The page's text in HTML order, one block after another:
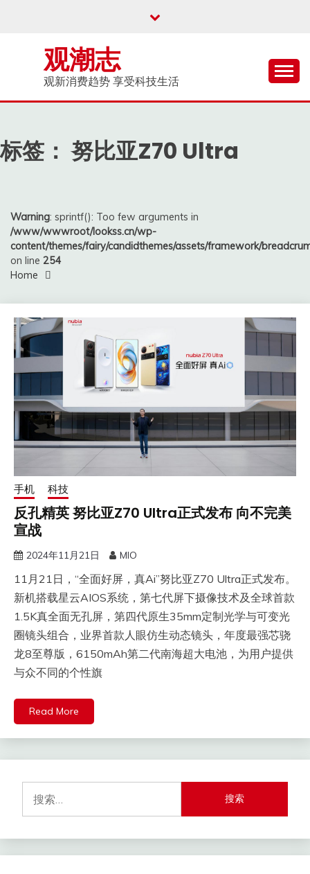
观潮志
观新消费趋势 享受科技生活
标签：努比亚Z70 Ultra
Warning: sprintf(): Too few arguments in
/www/wwwroot/lookss.cn/wp-
content/themes/fairy/candidthemes/assets/framework/
on line 254
Home
手机 科技
反孔精英 努比亚Z70 Ultra正式发布 向不完美
宣战
2024年11月21日 MIO
11月21日，“全面好屏，真Ai”努比亚Z70 Ultra正式发布。
新机搭载星云AIOS系统，第七代屏下摄像技术及全球首款
1.5K真全面无孔屏，第四代原生35mm定制光学与可变光
圈镜头组合，业界首款人眼仿生动态镜头，年度最强芯骁
龙8至尊版，6150mAh第二代南海超大电池，为用户提供
与众不同的个性旗
Read More
索：